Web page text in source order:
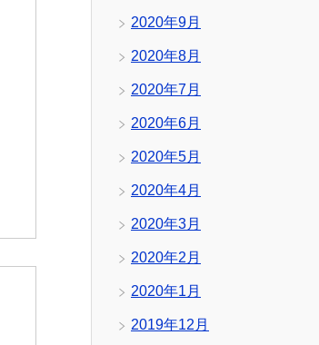
2020年9月
2020年8月
2020年7月
2020年6月
2020年5月
2020年4月
2020年3月
2020年2月
2020年1月
2019年12月